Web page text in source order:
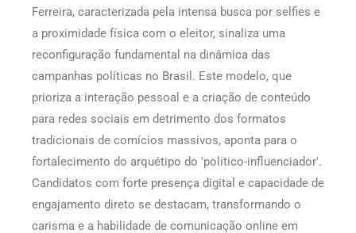
Ferreira, caracterizada pela intensa busca por selfies e
a proximidade física com o eleitor, sinaliza uma
reconfiguração fundamental na dinâmica das
campanhas políticas no Brasil. Este modelo, que
prioriza a interação pessoal e a criação de conteúdo
para redes sociais em detrimento dos formatos
tradicionais de comícios massivos, aponta para o
fortalecimento do arquétipo do 'político-influenciador'.
Candidatos com forte presença digital e capacidade de
engajamento direto se destacam, transformando o
carisma e a habilidade de comunicação online em